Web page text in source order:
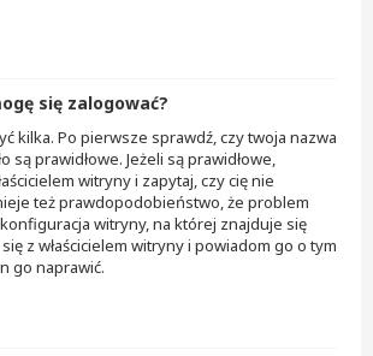
się zalogować?
kilka. Po pierwsze sprawdź, czy twoja nazwa
są prawidłowe. Jeżeli są prawidłowe,
witryny i zapytaj, czy cię nie
też prawdopodobieństwo, że problem
witryny, na której znajduje się
z właścicielem witryny i powiadom go o tym
go naprawić.